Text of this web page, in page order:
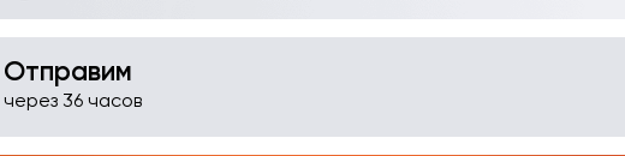
Отправим
через 36 часов